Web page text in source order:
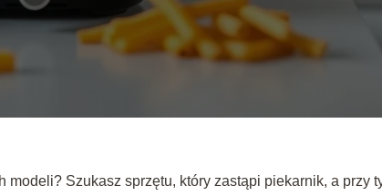
modeli? Szukasz sprzętu, który zastąpi piekarnik, a przy